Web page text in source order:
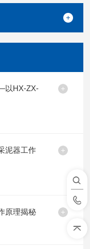
以HX-ZX-
泥器工作
原理揭秘